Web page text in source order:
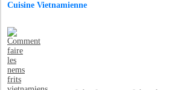
Cuisine Vietnamienne